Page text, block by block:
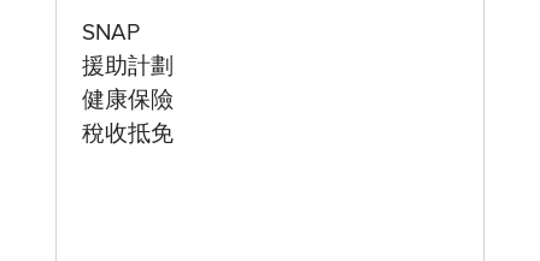
SNAP
援助計劃
健康保險
稅收抵免